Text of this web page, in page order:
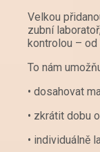
Velkou
zubní
kontrolou – od
To nám
• dosahovat
• zkrátit dobu
• individuálně